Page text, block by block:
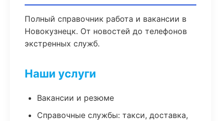
Полный справочник работа и вакансии в
Новокузнецк. От новостей до телефонов
экстренных служб.
Наши услуги
Вакансии и резюме
Справочные службы: такси, доставка,